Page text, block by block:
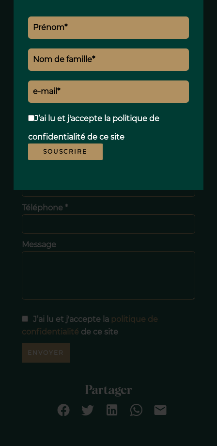
J’ai lu et j'accepte la politique de
confidentialitéde ce site
SOUSCRIRE
susana.martin@polo-properties.com
Nom de famille *
Téléphone *
Message
J’ai lu et j'accepte la politique de
confidentialité de ce site
ENVOYER
Partager